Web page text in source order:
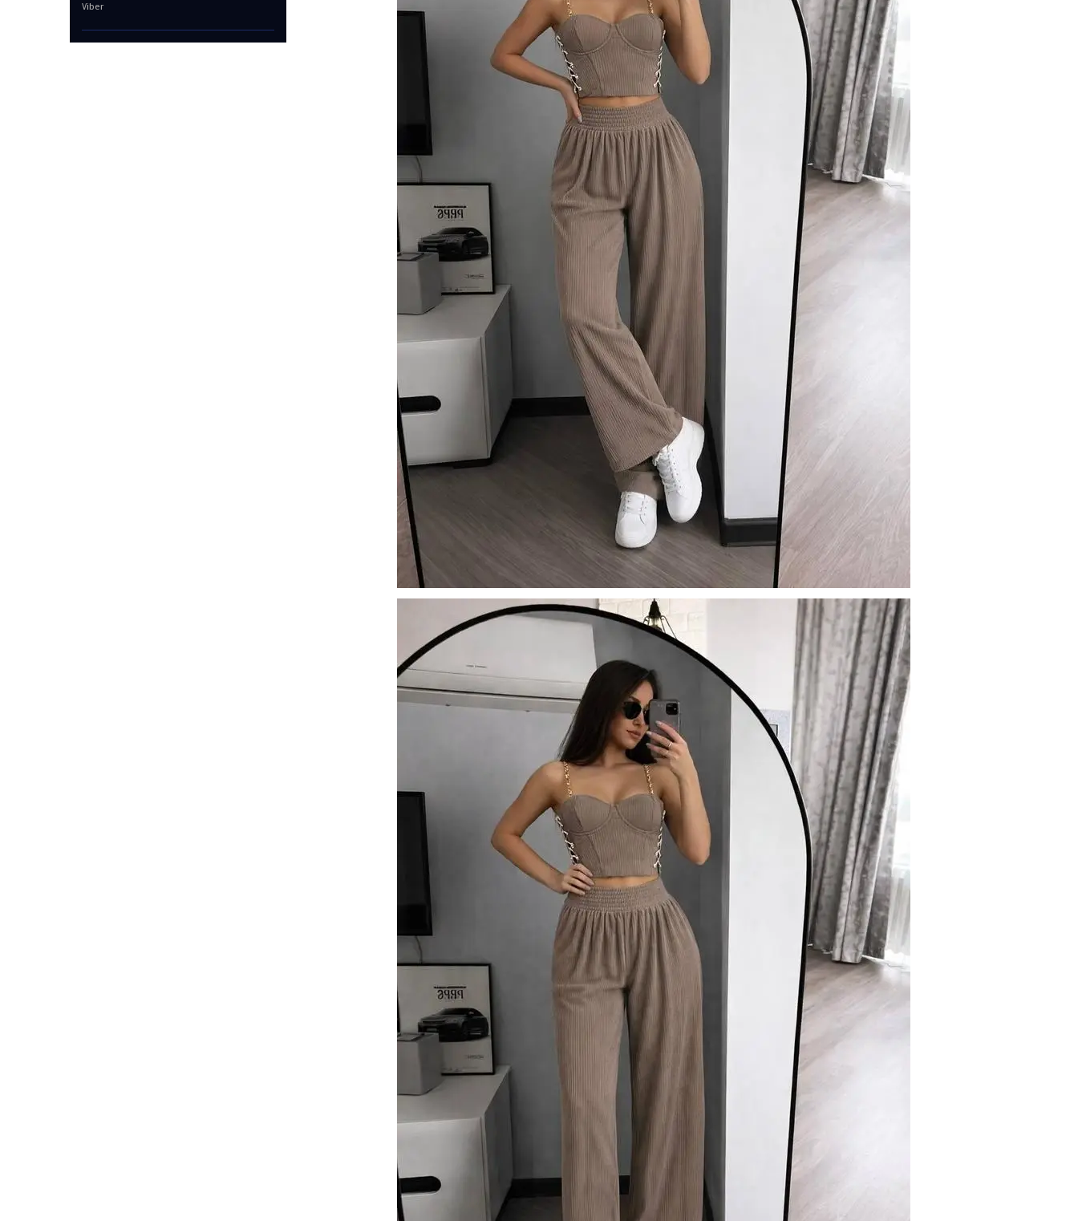
Viber